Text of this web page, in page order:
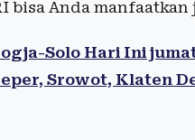
bisa Anda
Solo Hari Ini
Srowot, Klaten